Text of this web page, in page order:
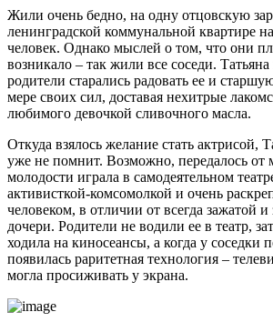
Жили очень бедно, на одну отцовскую
ленинградской коммунальной квартире на
человек. Однако мыслей о том, что они
возникало – так жили все соседи.
родители старались радовать ее и
мере своих сил, доставая нехитрые
любимого девочкой сливочного масла.
Откуда взялось желание стать актрисой,
уже не помнит. Возможно, передалось от
молодости играла в самодеятельном
активисткой-комсомолкой и очень
человеком, в отличии от всегда зажатой
дочери. Родители не водили ее в театр,
ходила на киносеансы, а когда у соседки
появилась раритетная технология –
могла просиживать у экрана.